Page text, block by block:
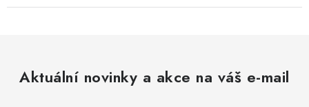
Aktuální novinky a akce na váš e-mail